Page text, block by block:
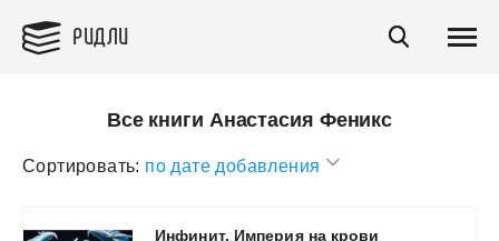
РИДЛИ
Все книги Анастасия Феникс
Сортировать: по дате добавления
Инфинит. Империя на крови